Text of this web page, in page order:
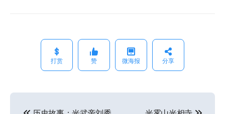
打赏 赞 微海报 分享